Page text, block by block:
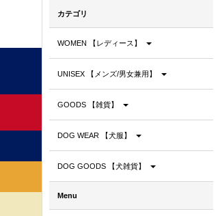
カテゴリ
WOMEN 【レディース】
UNISEX 【メンズ/男女兼用】
GOODS 【雑貨】
DOG WEAR 【犬服】
DOG GOODS 【犬雑貨】
Menu